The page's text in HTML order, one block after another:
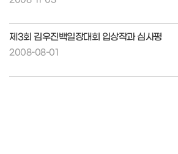
제3회 김우진백일장대회 입상작과 심사평
2008-08-01